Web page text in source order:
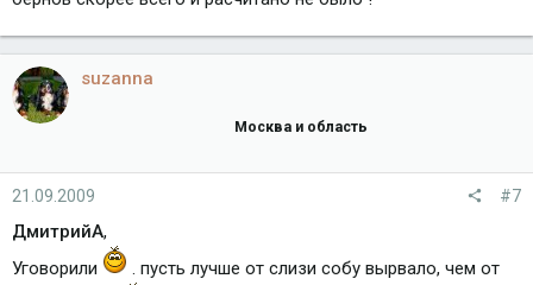
suzanna
Москва и область
21.09.2009 #7
ДмитрийА,
Уговорили
. пусть лучше от слизи собу вырвало, чем от